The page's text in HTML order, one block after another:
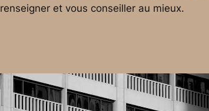
renseigner et vous conseiller au mieux.